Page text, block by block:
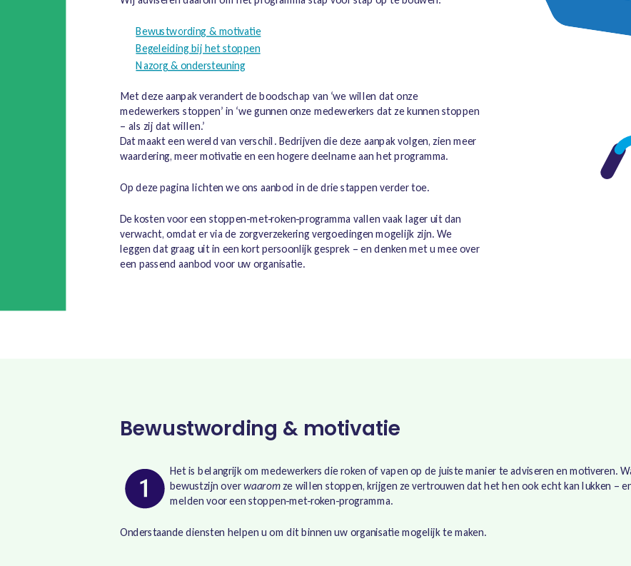
Bewustwording & motivatie
Begeleiding bij het stoppen
Nazorg & ondersteuning
Met deze aanpak verandert de boodschap van ‘we willen dat onze
medewerkers stoppen’ in ‘we gunnen onze medewerkers dat ze kunnen stoppen
– als zij dat willen.’
Dat maakt een wereld van verschil. Bedrijven die deze aanpak volgen, zien meer
waardering, meer motivatie en een hogere deelname aan het programma.
Op deze pagina lichten we ons aanbod in de drie stappen verder toe.
De kosten voor een stoppen-met-roken-programma vallen vaak lager uit dan
verwacht, omdat er via de zorgverzekering vergoedingen mogelijk zijn. We
leggen dat graag uit in een kort persoonlijk gesprek – en denken met u mee over
een passend aanbod voor uw organisatie.
Bewustwording & motivatie
Het is belangrijk om medewerkers die roken of vapen op de juiste manier te adviseren en motiveren.
bewustzijn overwaaromze willen stoppen, krijgen ze vertrouwen dat het hen ook echt kan lukken –
melden voor een stoppen-met-roken-programma.
Onderstaande diensten helpen u om dit binnen uw organisatie mogelijk te maken.